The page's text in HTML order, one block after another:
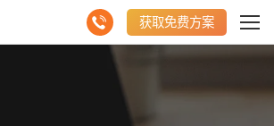
获取免费方案